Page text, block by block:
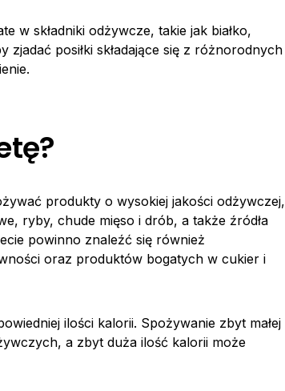
w składniki odżywcze, takie jak białko,
zjadać posiłki składające się z różnorodnych
produkty o wysokiej jakości odżywczej,
ryby, chude mięso i drób, a także źródła
powinno znaleźć się również
oraz produktów bogatych w cukier i
ilości kalorii. Spożywanie zbyt małej
a zbyt duża ilość kalorii może